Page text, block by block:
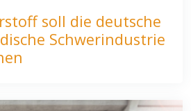
soll die deutsche
Schwerindustrie